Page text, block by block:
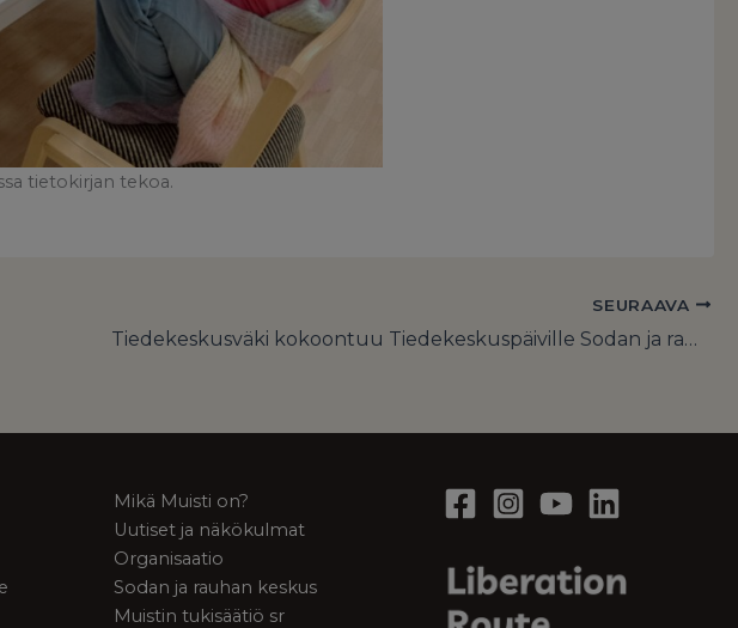
tietokirjan tekoa.
SEURAAVA
Tiedekeskusväki kokoontuu Tiedekeskuspäiville Sodan ja rauhan keskus Muistiin Mikkeliin
Mikä Muisti on?
Uutiset ja näkökulmat
Organisaatio
Sodan ja rauhan keskus
Muistin tukisäätiö sr